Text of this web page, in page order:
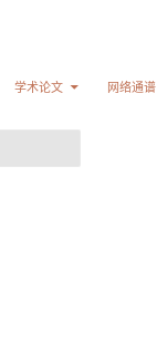
学术论文 网络通谱